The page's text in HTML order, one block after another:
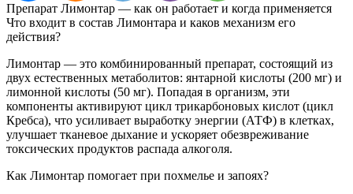
Препарат Лимонтар — как он работает и когда применяется
Что входит в состав Лимонтара и каков механизм его
действия?
Лимонтар — это комбинированный препарат, состоящий из
двух естественных метаболитов: янтарной кислоты (200 мг) и
лимонной кислоты (50 мг). Попадая в организм, эти
компоненты активируют цикл трикарбоновых кислот (цикл
Кребса), что усиливает выработку энергии (АТФ) в клетках,
улучшает тканевое дыхание и ускоряет обезвреживание
токсических продуктов распада алкоголя.
Как Лимонтар помогает при похмелье и запоях?